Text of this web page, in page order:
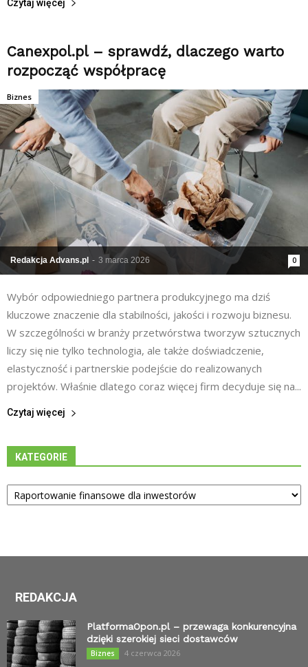
Czytaj więcej
Canexpol.pl – sprawdź, dlaczego warto
rozpocząć współpracę
Redakcja Advans.pl - 3 marca 2026 0
Biznes
Wybór odpowiedniego partnera produkcyjnego ma dziś
kluczowe znaczenie dla stabilności, jakości i rozwoju biznesu.
W szczególności w branży przetwórstwa tworzyw sztucznych
liczy się nie tylko technologia, ale także doświadczenie,
elastyczność i partnerskie podejście do realizowanych
projektów. Właśnie dlatego coraz więcej firm decyduje się na...
Czytaj więcej
KATEGORIE
Kategorie
REDAKCJA
PlatformaOpon.pl – przewaga konkurencyjna
dzięki szerokiej sieci dostawców
Biznes 4 czerwca 2026